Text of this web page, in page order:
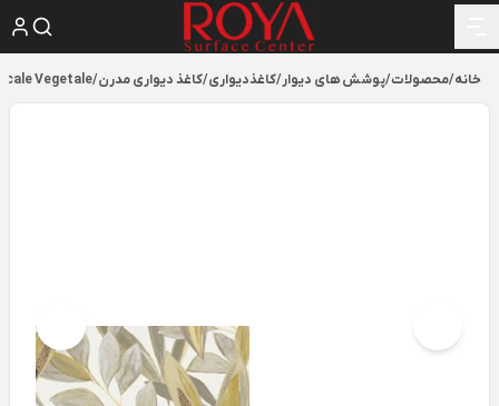
خانه/محصولات/پوشش های دیوار/کاغذدیواری/کاغذ دیواری مدرن/
Vegetale